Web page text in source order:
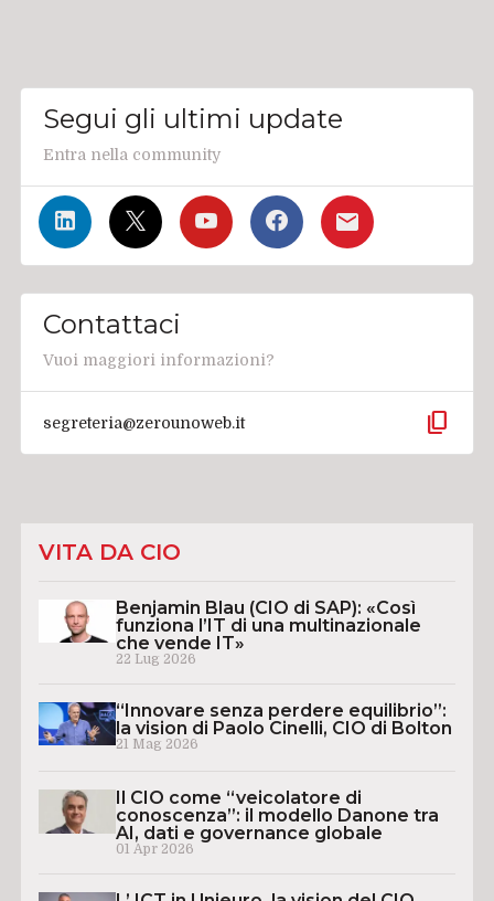
Segui gli ultimi update
Entra nella community
Contattaci
Vuoi maggiori informazioni?
segreteria@zerounoweb.it content_copy
VITA DA CIO
Benjamin Blau (CIO di SAP): «Così
funziona l’IT di una multinazionale
che vende IT»
22 Lug 2026
“Innovare senza perdere equilibrio”:
la vision di Paolo Cinelli, CIO di Bolton
21 Mag 2026
Il CIO come “veicolatore di
conoscenza”: il modello Danone tra
AI, dati e governance globale
01 Apr 2026